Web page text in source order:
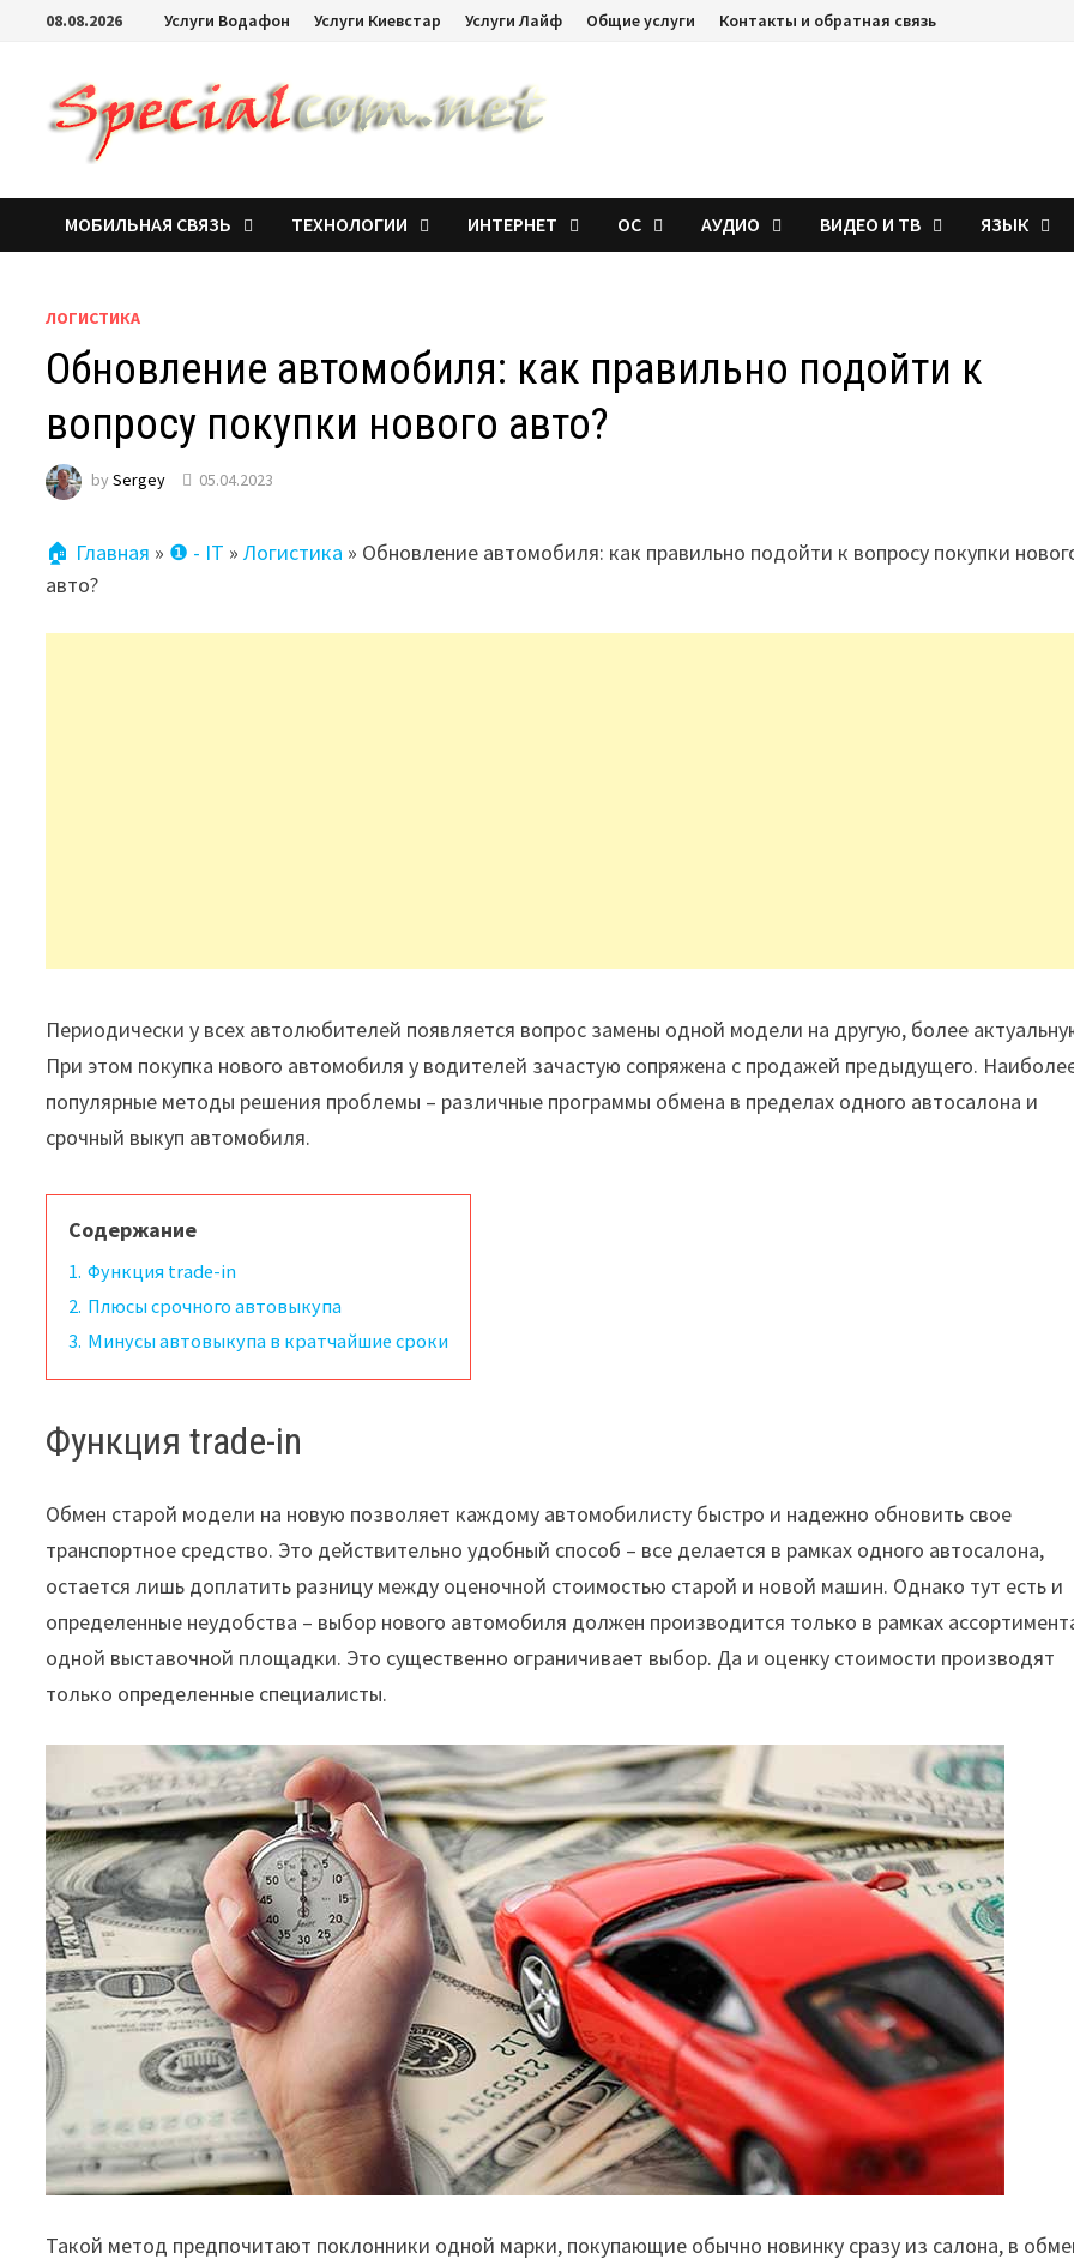
08.08.2026 Услуги Водафон Услуги Киевстар Услуги Лайф Общие услуги Контакты и обратная связь
МОБИЛЬНАЯ СВЯЗЬ ТЕХНОЛОГИИ ИНТЕРНЕТ ОС АУДИО ВИДЕО И ТВ ЯЗЫК
ЛОГИСТИКА
Обновление автомобиля: как правильно подойти к
вопросу покупки нового авто?
bySergey 05.04.2023
🏠 Главная » ❶ - IT »Логистика » Обновление автомобиля: как правильно подойти к вопросу покупки
авто?
Периодически у всех автолюбителей появляется вопрос замены одной модели на другую, более
При этом покупка нового автомобиля у водителей зачастую сопряжена с продажей предыдущего.
популярные методы решения проблемы – различные программы обмена в пределах одного автосалона и
срочный выкуп автомобиля.
Содержание
1. Функция trade-in
2. Плюсы срочного автовыкупа
3. Минусы автовыкупа в кратчайшие сроки
Функция trade-in
Обмен старой модели на новую позволяет каждому автомобилисту быстро и надежно обновить свое
транспортное средство. Это действительно удобный способ – все делается в рамках одного автосалона,
остается лишь доплатить разницу между оценочной стоимостью старой и новой машин. Однако тут есть и
определенные неудобства – выбор нового автомобиля должен производится только в рамках
одной выставочной площадки. Это существенно ограничивает выбор. Да и оценку стоимости производят
только определенные специалисты.
Такой метод предпочитают поклонники одной марки, покупающие обычно новинку сразу из салона, в